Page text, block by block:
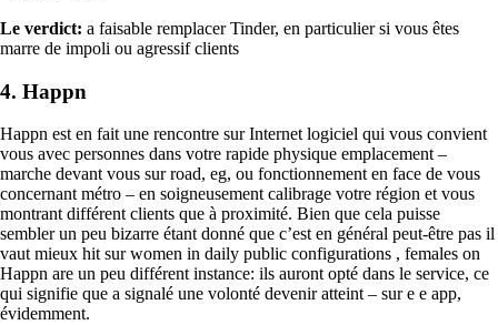
Le verdict: a faisable remplacer Tinder, en particulier si vous êtes
marre de impoli ou agressif clients
4. Happn
Happn est en fait une rencontre sur Internet logiciel qui vous convient
vous avec personnes dans votre rapide physique emplacement –
marche devant vous sur road, eg, ou fonctionnement en face de vous
concernant métro – en soigneusement calibrage votre région et vous
montrant différent clients que à proximité. Bien que cela puisse
sembler un peu bizarre étant donné que c’est en général peut-être pas il
vaut mieux hit sur women in daily public configurations , females on
Happn are un peu différent instance: ils auront opté dans le service, ce
qui signifie que a signalé une volonté devenir atteint – sur e e app,
évidemment.